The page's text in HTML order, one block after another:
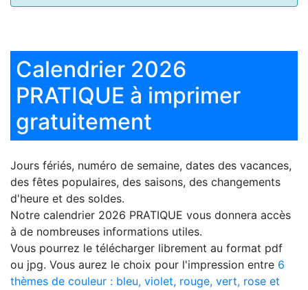
Calendrier 2026
PRATIQUE à imprimer
gratuitement
Jours fériés, numéro de semaine, dates des vacances,
des fêtes populaires, des saisons, des changements
d'heure et des soldes.
Notre calendrier 2026 PRATIQUE vous donnera accès
à de nombreuses informations utiles.
Vous pourrez le télécharger librement au format pdf
ou jpg. Vous aurez le choix pour l'impression entre 6
thèmes de couleur : bleu, violet, rouge, vert, rose et